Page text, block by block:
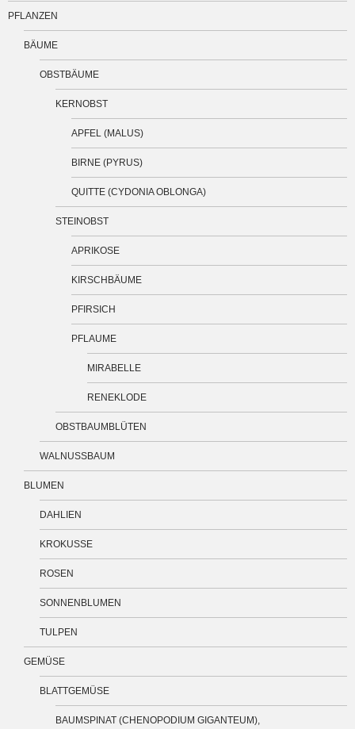
PFLANZEN
BÄUME
OBSTBÄUME
KERNOBST
APFEL (MALUS)
BIRNE (PYRUS)
QUITTE (CYDONIA OBLONGA)
STEINOBST
APRIKOSE
KIRSCHBÄUME
PFIRSICH
PFLAUME
MIRABELLE
RENEKLODE
OBSTBAUMBLÜTEN
WALNUSSBAUM
BLUMEN
DAHLIEN
KROKUSSE
ROSEN
SONNENBLUMEN
TULPEN
GEMÜSE
BLATTGEMÜSE
BAUMSPINAT (CHENOPODIUM GIGANTEUM),